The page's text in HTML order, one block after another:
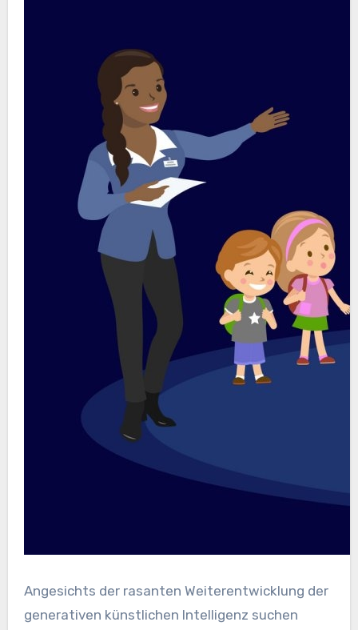
Angesichts der rasanten Weiterentwicklung der
generativen künstlichen Intelligenz suchen